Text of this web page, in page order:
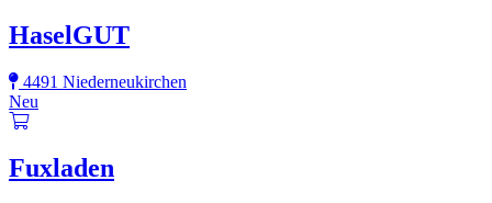
HaselGUT
4491 Niederneukirchen
Neu
Fuxladen